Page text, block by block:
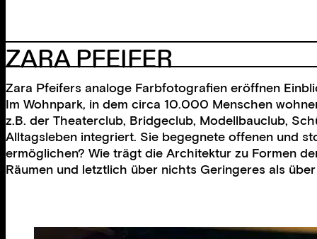
ZARA PFEIFER
Zara Pfeifers analoge Farbfotografien eröffnen
Im Wohnpark, in dem circa 10.000 Menschen
z.B. der Theaterclub, Bridgeclub, Modellbauclub,
Alltagsleben integriert. Sie begegnete offenen und
ermöglichen? Wie trägt die Architektur zu Formen
Räumen und letztlich über nichts Geringeres als